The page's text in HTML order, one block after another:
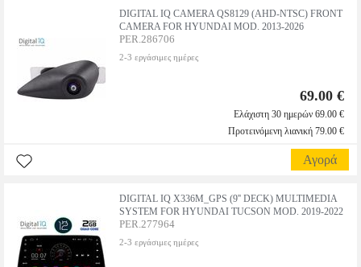
DIGITAL IQ CAMERA QS8129 (AHD-NTSC) FRONT
CAMERA FOR HYUNDAI MOD. 2013-2026
PER.286706
2-3 εργάσιμες ημέρες
69.00 €
Ελάχιστη 30 ημερών 69.00 €
Προτεινόμενη λιανική 79.00 €
Αγορά
DIGITAL IQ X336M_GPS (9'' DECK) MULTIMEDIA
SYSTEM FOR HYUNDAI TUCSON MOD. 2019-2022
PER.277964
2-3 εργάσιμες ημέρες